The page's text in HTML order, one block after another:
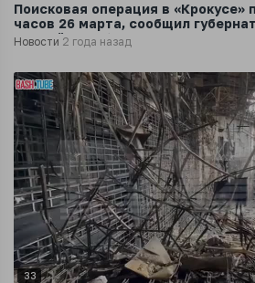
Поисковая операция в «Крокусе»
часов 26 марта, сообщил
Андрей Воробьев
Новости 2 года назад
33